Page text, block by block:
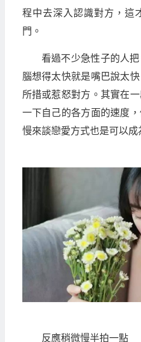
程中去深入認識對方，這
門。
看過不少急性子的人
腦想得太快就是嘴巴說太
所措或惹怒對方。其實在
一下自己的各方面的速度
慢來談戀愛方式也是可以成
反應稍微慢半拍一點